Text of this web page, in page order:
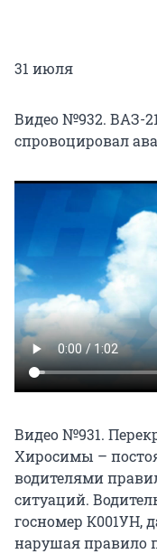
31 июля
Видео №932. ВАЗ-
спровоцировал
Видео №931.
Хиросимы –
водителями
ситуаций.
госномер К001УН,
нарушая правило